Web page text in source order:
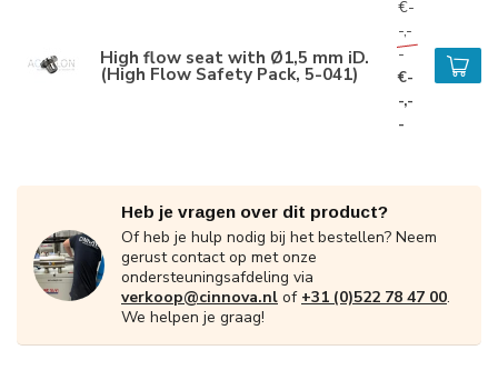
High flow seat with Ø1,5 mm iD.
(High Flow Safety Pack, 5-041)
€-
-,-
-
€-
-,-
-
Heb je vragen over dit product?
Of heb je hulp nodig bij het bestellen? Neem
gerust contact op met onze
ondersteuningsafdeling via
verkoop@cinnova.nl of +31 (0)522 78 47 00.
We helpen je graag!